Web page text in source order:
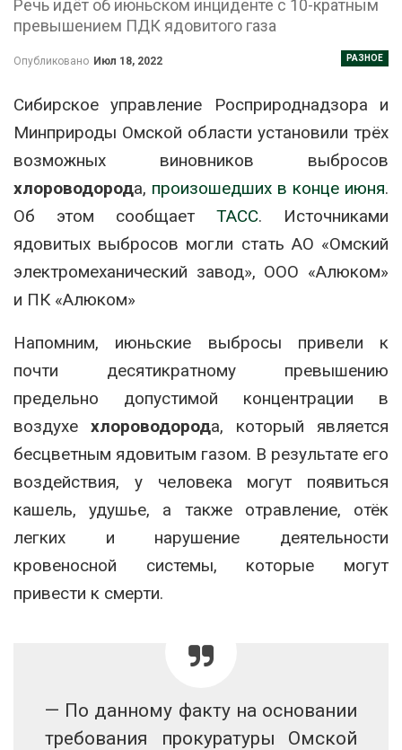
Речь идёт об июньском инциденте с 10-кратным
превышением ПДК ядовитого газа
РАЗНОЕ
Опубликовано Июл 18, 2022
Сибирское управление Росприроднадзора и
Минприроды Омской области установили трёх
возможных виновников выбросов
хлороводорода, произошедших в конце июня.
Об этом сообщает ТАСС. Источниками
ядовитых выбросов могли стать АО «Омский
электромеханический завод», ООО «Алюком»
и ПК «Алюком»
Напомним, июньские выбросы привели к
почти десятикратному превышению
предельно допустимой концентрации в
воздухе хлороводорода, который является
бесцветным ядовитым газом. В результате его
воздействия, у человека могут появиться
кашель, удушье, а также отравление, отёк
легких и нарушение деятельности
кровеносной системы, которые могут
привести к смерти.
— По данному факту на основании
требования прокуратуры Омской